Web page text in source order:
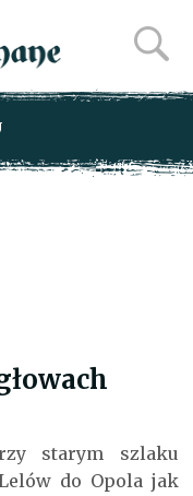
starym szlaku
do Opola jak